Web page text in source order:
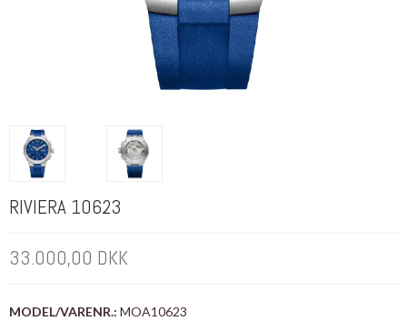
RIVIERA 10623
33.000,00 DKK
MODEL/VARENR.: MOA10623